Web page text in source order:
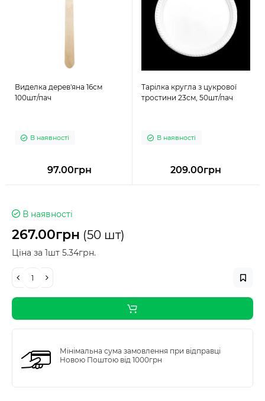
Виделка дерев'яна 16см
100шт/пач
В наявності
97.00грн
Тарілка кругла з цукрової
тростини 23см, 50шт/пач
В наявності
209.00грн
В наявності
267.00грн (50 шт)
Ціна за 1шт 5.34грн.
Мінімальна сума замовлення при відправці
Новою Поштою від 1000грн